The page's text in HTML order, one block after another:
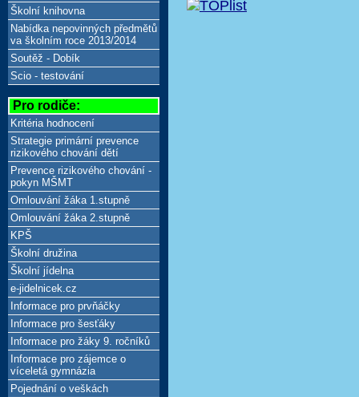
Školní knihovna
Nabídka nepovinných předmětů
va školním roce 2013/2014
Soutěž - Dobík
Scio - testování
Pro rodiče:
Kritéria hodnocení
Strategie primární prevence
rizikového chování dětí
Prevence rizikového chování -
pokyn MŠMT
Omlouvání žáka 1.stupně
Omlouvání žáka 2.stupně
KPŠ
Školní družina
Školní jídelna
e-jidelnicek.cz
Informace pro prvňáčky
Informace pro šesťáky
Informace pro žáky 9. ročníků
Informace pro zájemce o
víceletá gymnázia
Pojednání o veškách